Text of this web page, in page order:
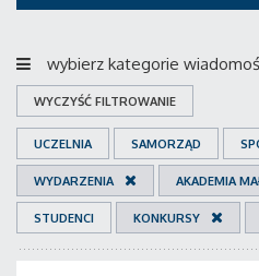
wybierz kategorie
WYCZYŚĆ FILTROWANIE
UCZELNIA SAMORZĄD
WYDARZENIA AKADEMIA
STUDENCI KONKURSY